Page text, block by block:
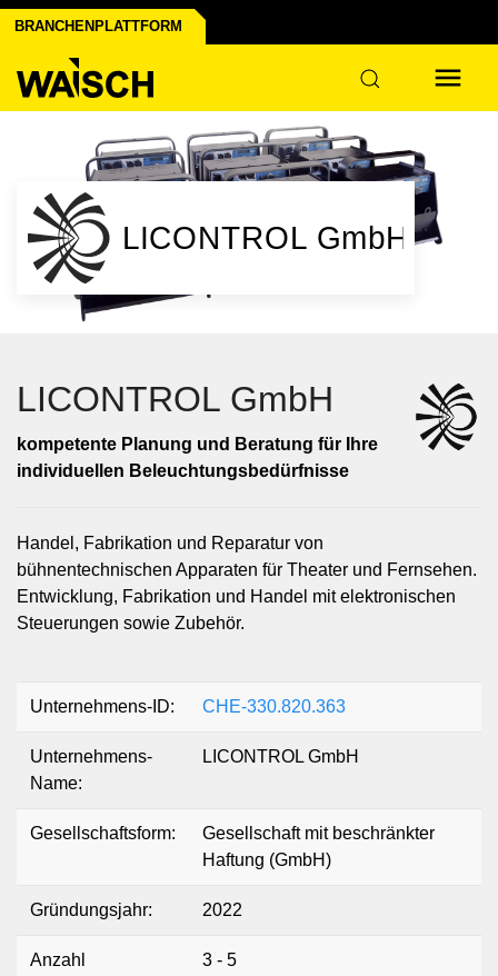
BRANCHENPLATTFORM
LICONTROL GmbH
kompetente Planung und Beratung für Ihre
individuellen Beleuchtungsbedürfnisse
Handel, Fabrikation und Reparatur von
bühnentechnischen Apparaten für Theater und Fernsehen.
Entwicklung, Fabrikation und Handel mit elektronischen
Steuerungen sowie Zubehör.
Unternehmens-ID: CHE-330.820.363
Unternehmens-
Name:
LICONTROL GmbH
Gesellschaftsform:
Gesellschaft mit beschränkter
Haftung (GmbH)
Gründungsjahr: 2022
Anzahl
3 - 5